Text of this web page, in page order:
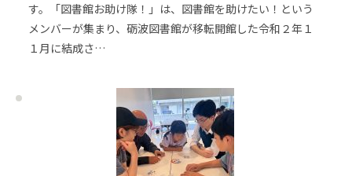
す。「図書館お助け隊！」は、図書館を助けたい！という
メンバーが集まり、砺波図書館が移転開館した令和２年１
１月に結成さ…